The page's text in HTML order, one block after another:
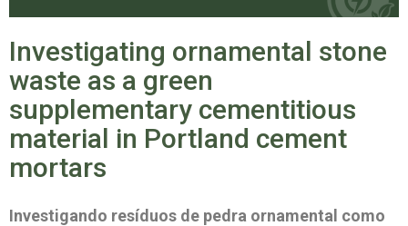
R
R
O
Investigating ornamental stone
waste as a green
supplementary cementitious
material in Portland cement
mortars
Investigando resíduos de pedra ornamental como